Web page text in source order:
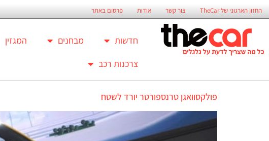
החזון הארגוני של TheCar צור קשר אודות פרסום באתר
חדשות מבחנים המגזין
צרכנות רכב
פולקסוואגן טרנספורטר יורד לשטח